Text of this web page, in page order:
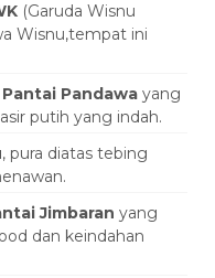
(Garuda Wisnu
Wisnu,tempat ini
Pantai Pandawa yang
putih yang indah.
, pura diatas tebing
Jimbaran yang
dan keindahan